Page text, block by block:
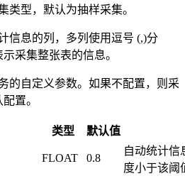
类型，默认为抽样采集。
信息的列，多列使用逗号 (,)分
采集整张表的信息。
的自定义参数。如果不配置，则采
置。
类型 默认值
FLOAT 0.8
自动统计信
度小于该阈